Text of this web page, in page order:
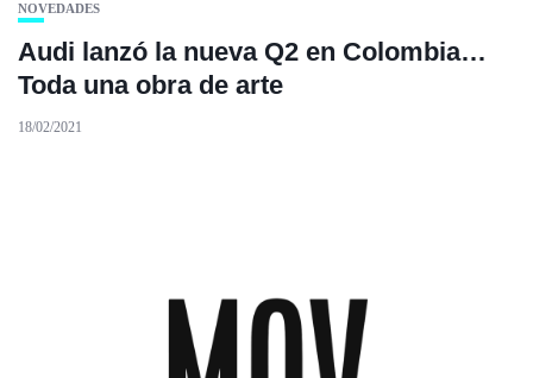
NOVEDADES
Audi lanzó la nueva Q2 en Colombia…
Toda una obra de arte
18/02/2021